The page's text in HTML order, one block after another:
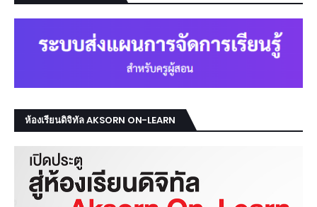
ห้องเรียนดิจิทัล AKSORN ON-LEARN